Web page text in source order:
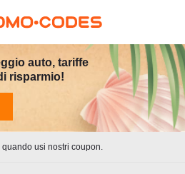
auto, tariffe
risparmio!
usi nostri coupon.